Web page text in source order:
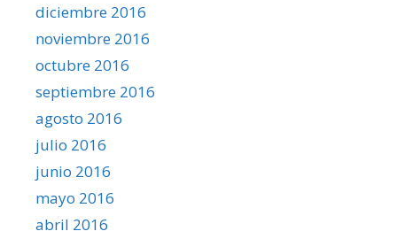
diciembre 2016
noviembre 2016
octubre 2016
septiembre 2016
agosto 2016
julio 2016
junio 2016
mayo 2016
abril 2016